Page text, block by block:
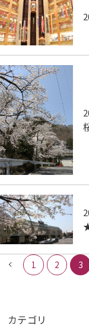
1 2 3
カテゴリ